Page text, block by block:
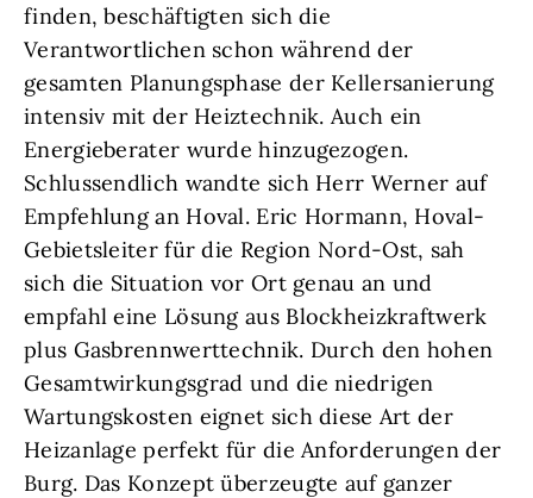
finden, beschäftigten sich die
Verantwortlichen schon während der
gesamten Planungsphase der Kellersanierung
intensiv mit der Heiztechnik. Auch ein
Energieberater wurde hinzugezogen.
Schlussendlich wandte sich Herr Werner auf
Empfehlung an Hoval. Eric Hormann, Hoval-
Gebietsleiter für die Region Nord-Ost, sah
sich die Situation vor Ort genau an und
empfahl eine Lösung aus Blockheizkraftwerk
plus Gasbrennwerttechnik. Durch den hohen
Gesamtwirkungsgrad und die niedrigen
Wartungskosten eignet sich diese Art der
Heizanlage perfekt für die Anforderungen der
Burg. Das Konzept überzeugte auf ganzer